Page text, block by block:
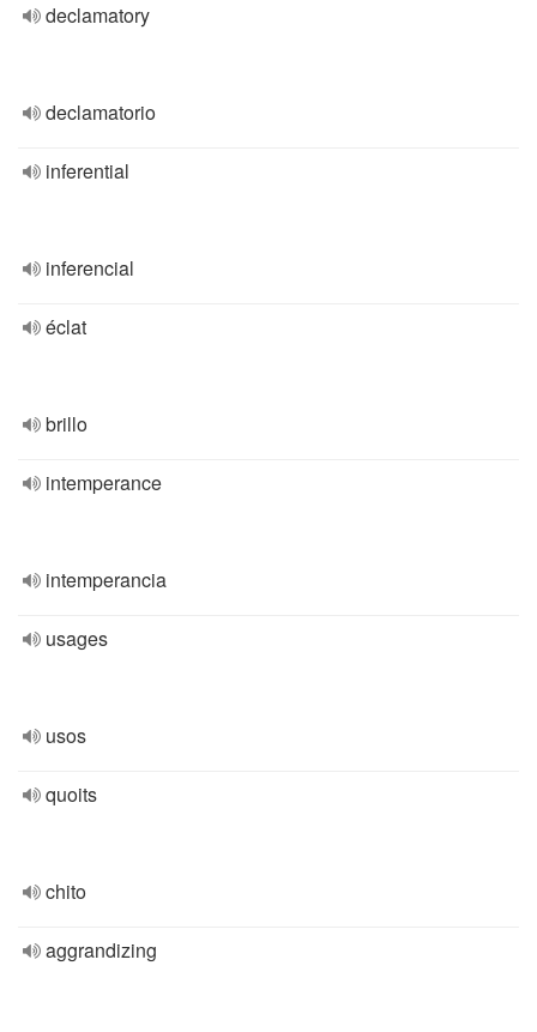
declamatory
declamatorio
inferential
inferencial
éclat
brillo
intemperance
intemperancia
usages
usos
quoits
chito
aggrandizing